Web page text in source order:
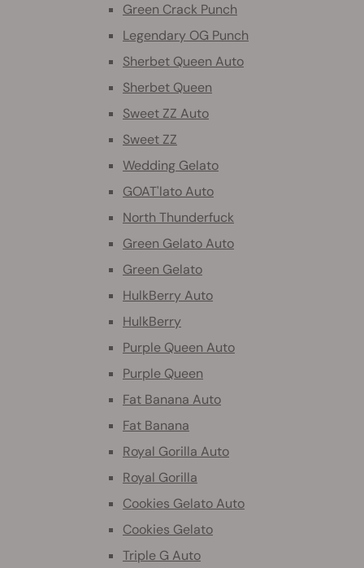
Green Crack Punch
Legendary OG Punch
Sherbet Queen Auto
Sherbet Queen
Sweet ZZ Auto
Sweet ZZ
Wedding Gelato
GOAT'lato Auto
North Thunderfuck
Green Gelato Auto
Green Gelato
HulkBerry Auto
HulkBerry
Purple Queen Auto
Purple Queen
Fat Banana Auto
Fat Banana
Royal Gorilla Auto
Royal Gorilla
Cookies Gelato Auto
Cookies Gelato
Triple G Auto